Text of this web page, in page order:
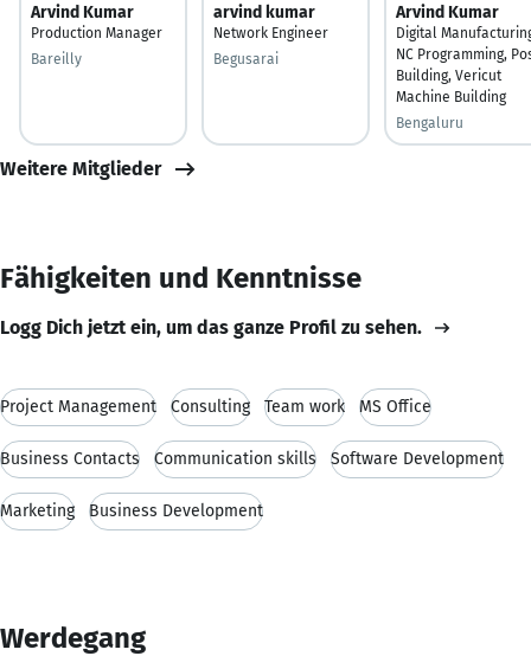
Arvind Kumar
Production Manager
Bareilly
arvind kumar
Network Engineer
Begusarai
Arvind Kumar
Digital
NC Programming,
Building, Vericut
Machine Building
Bengaluru
Weitere Mitglieder
Fähigkeiten und Kenntnisse
Logg Dich jetzt ein, um das ganze Profil zu sehen.
Project Management Consulting Team work MS Office
Business Contacts Communication skills Software Development
Marketing Business Development
Werdegang